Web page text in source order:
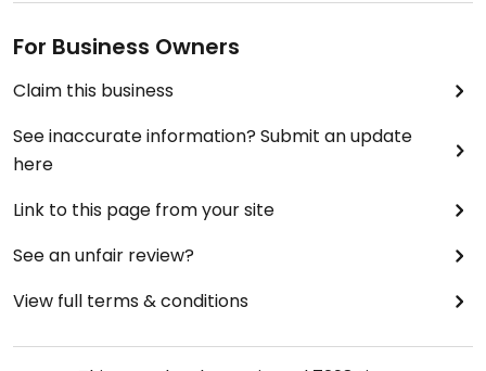
For Business Owners
Claim this business
See inaccurate information? Submit an update
here
Link to this page from your site
See an unfair review?
View full terms & conditions